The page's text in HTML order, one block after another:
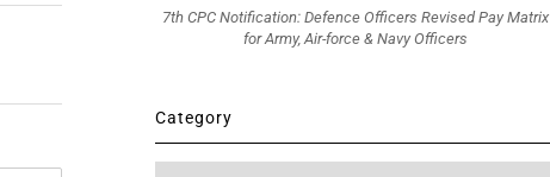
7th CPC Notification: Defence Officers Revised Pay Matrix
for Army, Air-force & Navy Officers
Category